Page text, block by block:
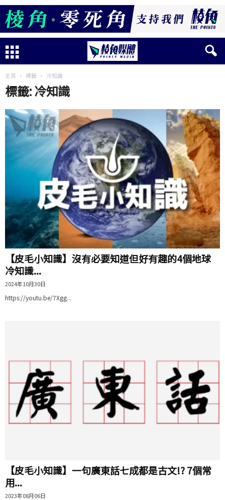
主頁 標籤 冷知識
標籤: 冷知識
【皮毛小知識】沒有必要知道但好有趣的4個地球
冷知識...
2024年10月30日
https://youtu.be/7Xgg...
【皮毛小知識】一句廣東話七成都是古文!? 7個常
用...
2023年08月06日